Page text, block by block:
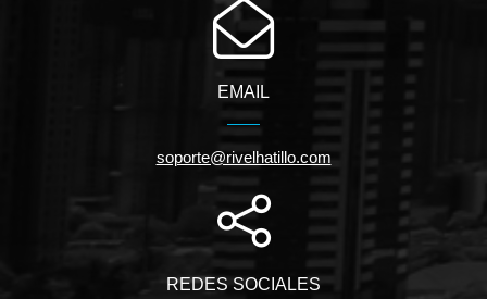
EMAIL
soporte@rivelhatillo.com
REDES SOCIALES